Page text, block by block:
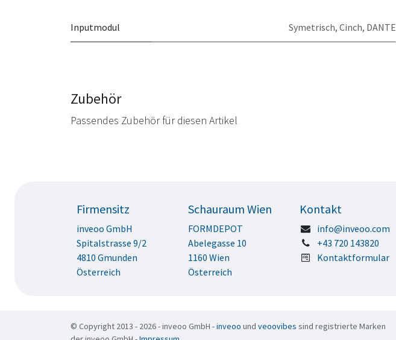
Inputmodul Symetrisch, Cinch, DANTE
Zubehör
Passendes Zubehör für diesen Artikel
Firmensitz
inveoo GmbH
Spitalstrasse 9/2
4810 Gmunden
Österreich
Schauraum Wien
FORMDEPOT
Abelegasse 10
1160 Wien
Österreich
Kontakt
info@inveoo.com
+43 720 143820
Kontaktformular
© Copyright 2013 - 2026 - inveoo GmbH -inveoo und veoovibes sind registrierte Marken